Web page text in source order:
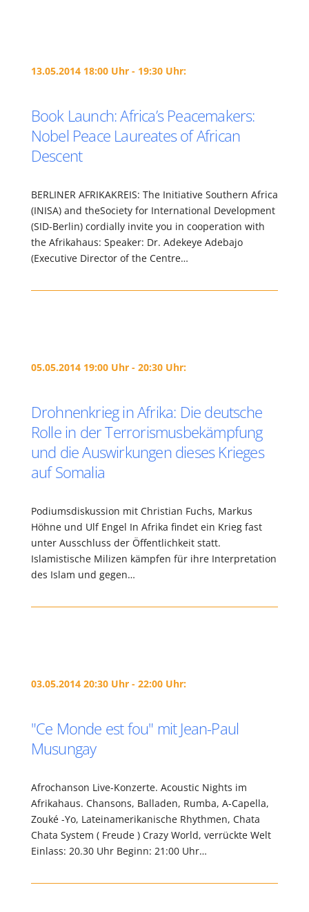
13.05.2014 18:00 Uhr - 19:30 Uhr:
Book Launch: Africa’s Peacemakers:
Nobel Peace Laureates of African
Descent
BERLINER AFRIKAKREIS: The Initiative Southern Africa
(INISA) and theSociety for International Development
(SID-Berlin) cordially invite you in cooperation with
the Afrikahaus: Speaker: Dr. Adekeye Adebajo
(Executive Director of the Centre…
05.05.2014 19:00 Uhr - 20:30 Uhr:
Drohnenkrieg in Afrika: Die deutsche
Rolle in der Terrorismusbekämpfung
und die Auswirkungen dieses Krieges
auf Somalia
Podiumsdiskussion mit Christian Fuchs, Markus
Höhne und Ulf Engel In Afrika findet ein Krieg fast
unter Ausschluss der Öffentlichkeit statt.
Islamistische Milizen kämpfen für ihre Interpretation
des Islam und gegen…
03.05.2014 20:30 Uhr - 22:00 Uhr:
"Ce Monde est fou" mit Jean-Paul
Musungay
Afrochanson Live-Konzerte. Acoustic Nights im
Afrikahaus. Chansons, Balladen, Rumba, A-Capella,
Zouké -Yo, Lateinamerikanische Rhythmen, Chata
Chata System ( Freude ) Crazy World, verrückte Welt
Einlass: 20.30 Uhr Beginn: 21:00 Uhr…